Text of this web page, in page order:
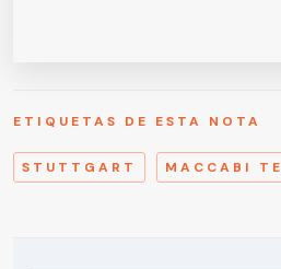
ETIQUETAS DE ESTA NOTA
STUTTGART MACCABI